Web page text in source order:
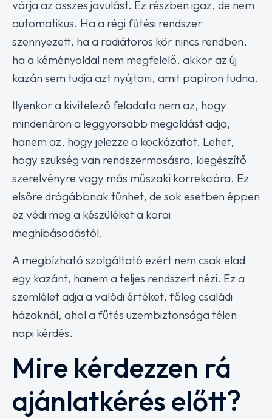
várja az összes javulást. Ez részben igaz, de nem
automatikus. Ha a régi fűtési rendszer
szennyezett, ha a radiátoros kör nincs rendben,
ha a kéményoldal nem megfelelő, akkor az új
kazán sem tudja azt nyújtani, amit papíron tudna.
Ilyenkor a kivitelező feladata nem az, hogy
mindenáron a leggyorsabb megoldást adja,
hanem az, hogy jelezze a kockázatot. Lehet,
hogy szükség van rendszermosásra, kiegészítő
szerelvényre vagy más műszaki korrekcióra. Ez
elsőre drágábbnak tűnhet, de sok esetben éppen
ez védi meg a készüléket a korai
meghibásodástól.
A megbízható szolgáltató ezért nem csak elad
egy kazánt, hanem a teljes rendszert nézi. Ez a
szemlélet adja a valódi értéket, főleg családi
házaknál, ahol a fűtés üzembiztonsága télen
napi kérdés.
Mire kérdezzen rá
ajánlatkérés előtt?